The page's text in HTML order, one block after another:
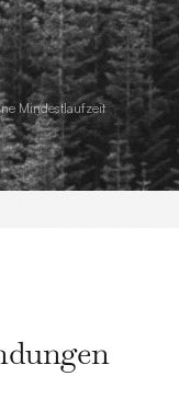
Mindestlaufzeit